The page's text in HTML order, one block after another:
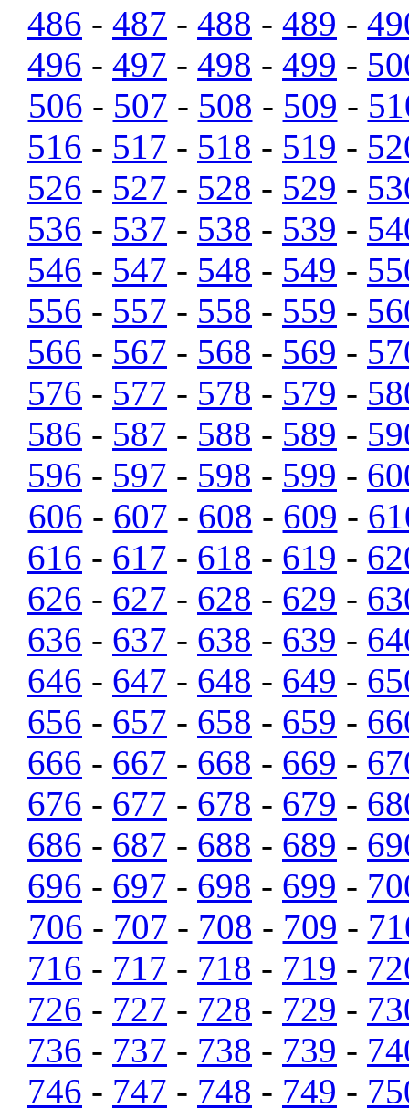
486 - 487 - 488 - 489 -
496 - 497 - 498 - 499 -
506 - 507 - 508 - 509 -
516 - 517 - 518 - 519 -
526 - 527 - 528 - 529 -
536 - 537 - 538 - 539 -
546 - 547 - 548 - 549 -
556 - 557 - 558 - 559 -
566 - 567 - 568 - 569 -
576 - 577 - 578 - 579 -
586 - 587 - 588 - 589 -
596 - 597 - 598 - 599 -
606 - 607 - 608 - 609 -
616 - 617 - 618 - 619 -
626 - 627 - 628 - 629 -
636 - 637 - 638 - 639 -
646 - 647 - 648 - 649 -
656 - 657 - 658 - 659 -
666 - 667 - 668 - 669 -
676 - 677 - 678 - 679 -
686 - 687 - 688 - 689 -
696 - 697 - 698 - 699 -
706 - 707 - 708 - 709 -
716 - 717 - 718 - 719 -
726 - 727 - 728 - 729 -
736 - 737 - 738 - 739 -
746 - 747 - 748 - 749 -